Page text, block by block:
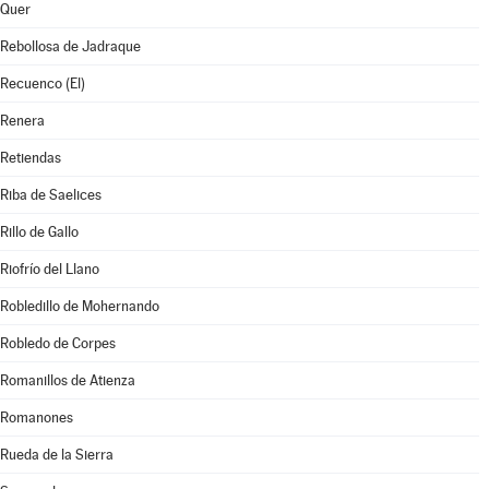
Quer
Rebollosa de Jadraque
Recuenco (El)
Renera
Retiendas
Riba de Saelices
Rillo de Gallo
Riofrío del Llano
Robledillo de Mohernando
Robledo de Corpes
Romanillos de Atienza
Romanones
Rueda de la Sierra